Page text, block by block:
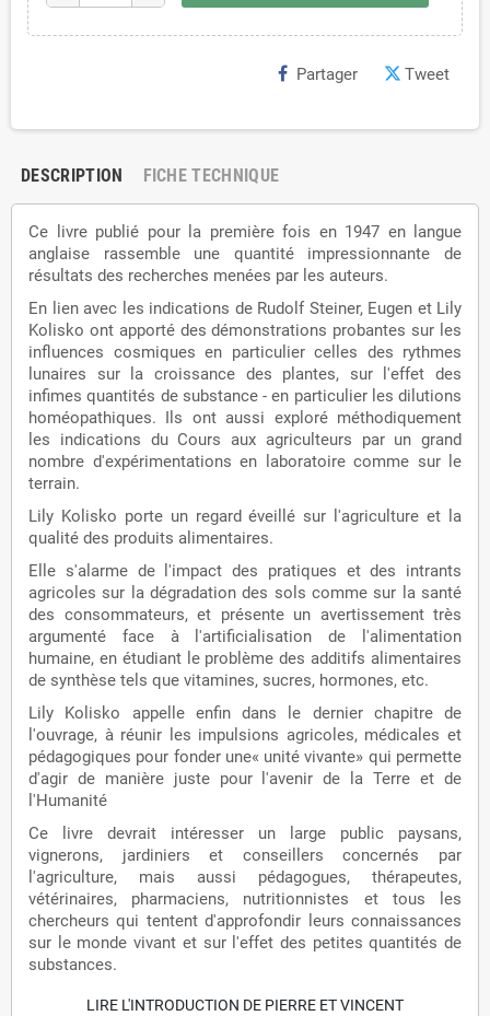
Partager Tweet
DESCRIPTION FICHE TECHNIQUE
Ce livre publié pour la première fois en 1947 en langue
anglaise rassemble une quantité impressionnante de
résultats des recherches menées par les auteurs.
En lien avec les indications de Rudolf Steiner, Eugen et Lily
Kolisko ont apporté des démonstrations probantes sur les
influences cosmiques en particulier celles des rythmes
lunaires sur la croissance des plantes, sur l'effet des
infimes quantités de substance - en particulier les dilutions
homéopathiques. Ils ont aussi exploré méthodiquement
les indications du Cours aux agriculteurs par un grand
nombre d'expérimentations en laboratoire comme sur le
terrain.
Lily Kolisko porte un regard éveillé sur l'agriculture et la
qualité des produits alimentaires.
Elle s'alarme de l'impact des pratiques et des intrants
agricoles sur la dégradation des sols comme sur la santé
des consommateurs, et présente un avertissement très
argumenté face à l'artificialisation de l'alimentation
humaine, en étudiant le problème des additifs alimentaires
de synthèse tels que vitamines, sucres, hormones, etc.
Lily Kolisko appelle enfin dans le dernier chapitre de
l'ouvrage, à réunir les impulsions agricoles, médicales et
pédagogiques pour fonder une« unité vivante» qui permette
d'agir de manière juste pour l'avenir de la Terre et de
l'Humanité
Ce livre devrait intéresser un large public paysans,
vignerons, jardiniers et conseillers concernés par
l'agriculture, mais aussi pédagogues, thérapeutes,
vétérinaires, pharmaciens, nutritionnistes et tous les
chercheurs qui tentent d'approfondir leurs connaissances
sur le monde vivant et sur l'effet des petites quantités de
substances.
LIRE L'INTRODUCTION DE PIERRE ET VINCENT